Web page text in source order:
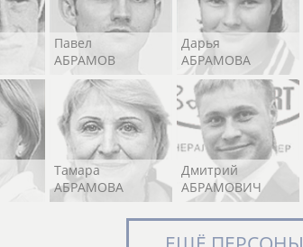
Павел
АБРАМОВ
Дарья
АБРАМОВА
Тамара
АБРАМОВА
Дмитрий
АБРАМОВИЧ